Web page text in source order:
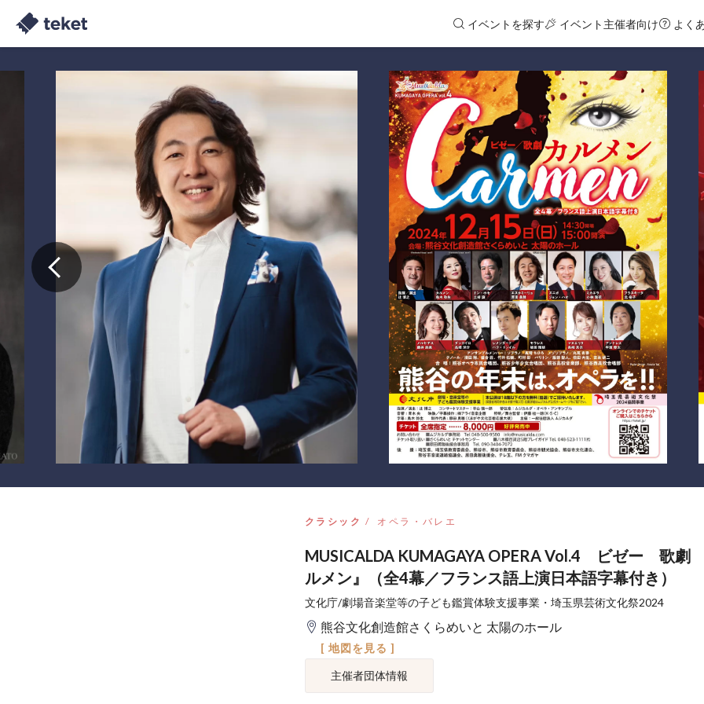
イベントを探す イベント主催者向け よく
クラシック オペラ・バレエ
MUSICALDA KUMAGAYA OPERA Vol.4 ビゼー 歌劇
ルメン』（全4幕／フランス語上演日本語字幕付き）
文化庁/劇場音楽堂等の子ども鑑賞体験支援事業・埼玉県芸術文化祭2024
熊谷文化創造館さくらめいと 太陽のホール
[ 地図を見る ]
主催者団体情報